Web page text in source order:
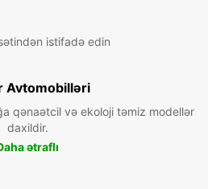
istifadə edin
Avtomobilləri
qənaətcil və ekoloji təmiz modellər
daxildir.
ətraflı